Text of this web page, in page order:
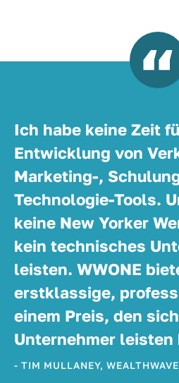
Ich habe keine Zeit
Entwicklung von
Marketing-,
Technologie-Tools.
keine New Yorker
kein technisches
leisten. WWONE
erstklassige,
einem Preis, den
Unternehmer leisten
- TIM MULLANEY,